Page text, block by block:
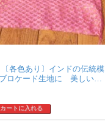
〔各色あり〕インドの伝統模
ロケード生地に 美しい金
幅約111cm〕
カートに入れる